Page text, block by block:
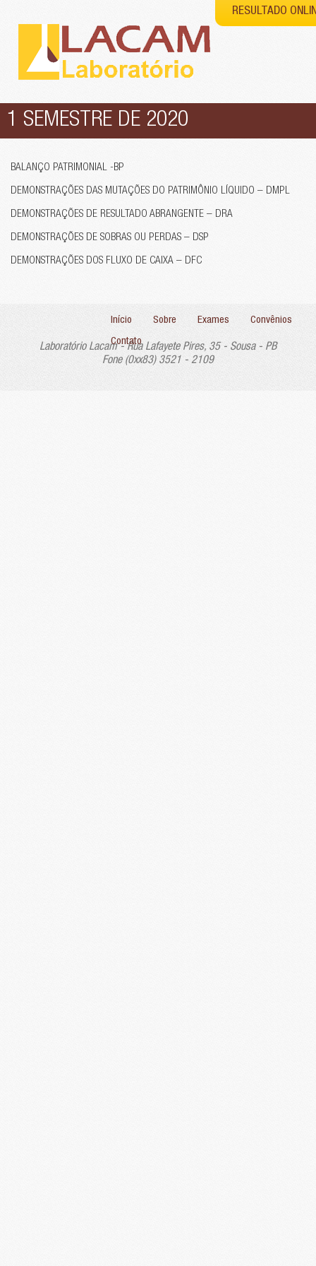
RESULTADO
1 SEMESTRE DE 2020
BALANÇO PATRIMONIAL -BP
DEMONSTRAÇÕES DAS MUTAÇÕES DO PATRIMÔNIO LÍQUIDO – DMPL
DEMONSTRAÇÕES DE RESULTADO ABRANGENTE – DRA
DEMONSTRAÇÕES DE SOBRAS OU PERDAS – DSP
DEMONSTRAÇÕES DOS FLUXO DE CAIXA – DFC
Início Sobre Exames
Convênios
Contato
Laboratório Lacam - Rua Lafayete Pires, 35 - Sousa - PB
Fone (0xx83) 3521 - 2109